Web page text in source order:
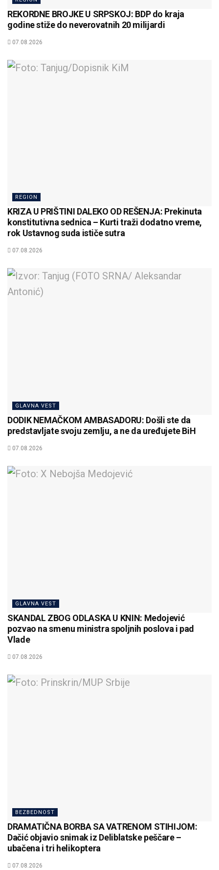
REKORDNE BROJKE U SRPSKOJ: BDP do kraja
godine stiže do neverovatnih 20 milijardi
07.08.2026
REGION
KRIZA U PRIŠTINI DALEKO OD REŠENJA: Prekinuta
konstitutivna sednica – Kurti traži dodatno vreme,
rok Ustavnog suda ističe sutra
07.08.2026
GLAVNA VEST
DODIK NEMAČKOM AMBASADORU: Došli ste da
predstavljate svoju zemlju, a ne da uređujete BiH
07.08.2026
GLAVNA VEST
SKANDAL ZBOG ODLASKA U KNIN: Medojević
pozvao na smenu ministra spoljnih poslova i pad
Vlade
07.08.2026
BEZBEDNOST
DRAMATIČNA BORBA SA VATRENOM STIHIJOM:
Dačić objavio snimak iz Deliblatske peščare –
ubačena i tri helikoptera
07.08.2026